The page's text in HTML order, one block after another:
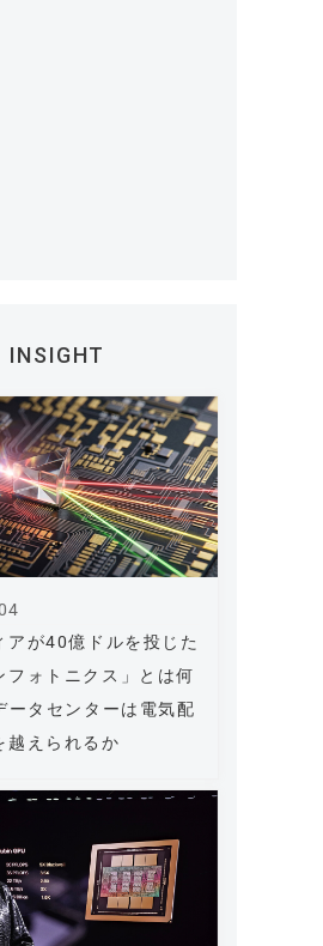
INSIGHT
アが40億ドルを投じた
フォトニクス」とは何
タセンターは電気配
越えられるか